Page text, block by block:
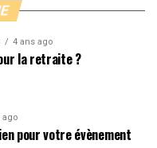
4 ans ago
la retraite ?
ago
pour votre évènement